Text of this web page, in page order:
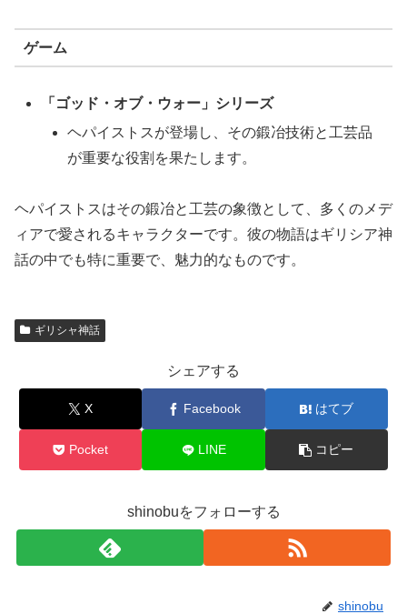
ゲーム
「ゴッド・オブ・ウォー」シリーズ
ヘパイストスが登場し、その鍛冶技術と工芸品
が重要な役割を果たします。
ヘパイストスはその鍛冶と工芸の象徴として、多くのメデ
ィアで愛されるキャラクターです。彼の物語はギリシア神
話の中でも特に重要で、魅力的なものです。
ギリシャ神話
シェアする
X Facebook はてブ
Pocket LINE コピー
shinobuをフォローする
shinobu